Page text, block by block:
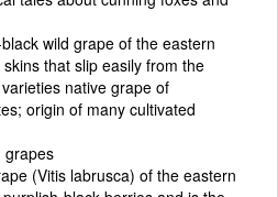
wild grape of the eastern
that slip easily from the
native grape of
origin of many cultivated
grapes
(Vitis labrusca) of the eastern